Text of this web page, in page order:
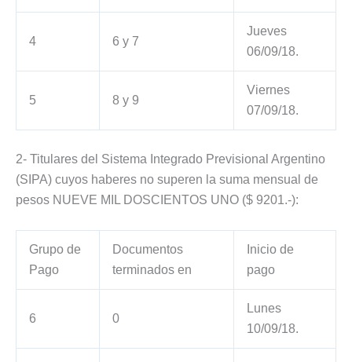
4 6 y 7
Jueves
06/09/18.
5 8 y 9
Viernes
07/09/18.
2- Titulares del Sistema Integrado Previsional Argentino
(SIPA) cuyos haberes no superen la suma mensual de
pesos NUEVE MIL DOSCIENTOS UNO ($ 9201.-):
Grupo de
Pago
Documentos
terminados en
Inicio de
pago
6 0
Lunes
10/09/18.